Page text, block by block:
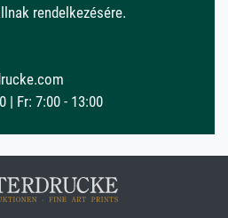
rendelkezésére.
| Fr: 7:00 - 13:00